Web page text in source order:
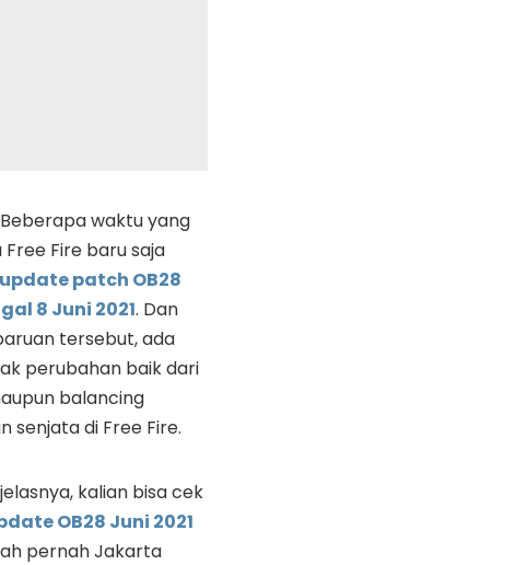
waktu yang
Free Fire baru saja
update patch OB28
8 Juni 2021. Dan
tersebut, ada
perubahan baik dari
balancing
senjata di Free Fire.
kalian bisa cek
OB28 Juni 2021
pernah Jakarta